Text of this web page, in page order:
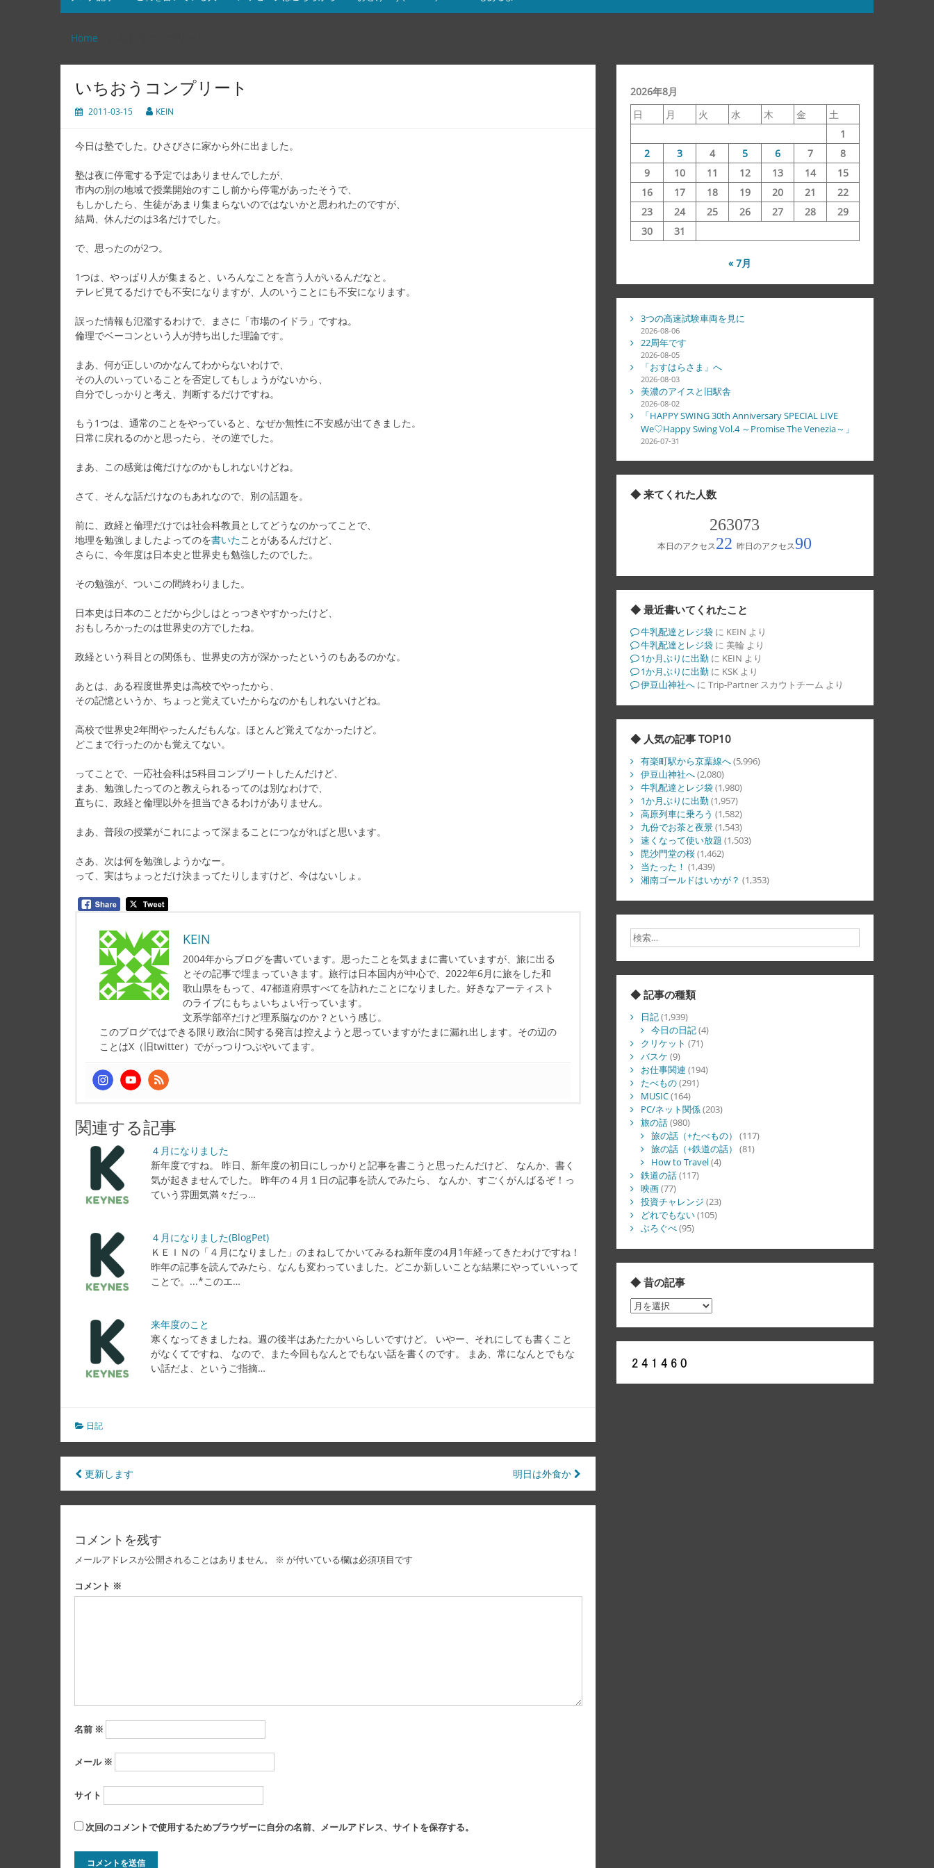
Home
いちおうコンプリート
2011-03-15 KEIN
今日は塾でした。ひさびさに家から外に出ました。
塾は夜に停電する予定ではありませんでしたが、
市内の別の地域で授業開始のすこし前から停電があったそうで、
もしかしたら、生徒があまり集まらないのではないかと思われたのですが、
結局、休んだのは3名だけでした。
で、思ったのが2つ。
1つは、やっぱり人が集まると、いろんなことを言う人がいるんだなと。
テレビ見てるだけでも不安になりますが、人のいうことにも不安になります。
誤った情報も氾濫するわけで、まさに「市場のイドラ」ですね。
倫理でベーコンという人が持ち出した理論です。
まあ、何が正しいのかなんてわからないわけで、
その人のいっていることを否定してもしょうがないから、
自分でしっかりと考え、判断するだけですね。
もう1つは、通常のことをやっていると、なぜか無性に不安感が出てきました。
日常に戻れるのかと思ったら、その逆でした。
まあ、この感覚は俺だけなのかもしれないけどね。
さて、そんな話だけなのもあれなので、別の話題を。
前に、政経と倫理だけでは社会科教員としてどうなのかってことで、
地理を勉強しましたよってのを書いたことがあるんだけど、
さらに、今年度は日本史と世界史も勉強したのでした。
その勉強が、ついこの間終わりました。
日本史は日本のことだから少しはとっつきやすかったけど、
おもしろかったのは世界史の方でしたね。
政経という科目との関係も、世界史の方が深かったというのもあるのかな。
あとは、ある程度世界史は高校でやったから、
その記憶というか、ちょっと覚えていたからなのかもしれないけどね。
高校で世界史2年間やったんだもんな。ほとんど覚えてなかったけど。
どこまで行ったのかも覚えてない。
ってことで、一応社会科は5科目コンプリートしたんだけど、
まあ、勉強したってのと教えられるってのは別なわけで、
直ちに、政経と倫理以外を担当できるわけがありません。
まあ、普段の授業がこれによって深まることにつながればと思います。
さあ、次は何を勉強しようかなー。
って、実はちょっとだけ決まってたりしますけど、今はないしょ。
KEIN
2004年からブログを書いています。思ったことを気ままに書いていますが、旅に出る
とその記事で埋まっていきます。旅行は日本国内が中心で、2022年6月に旅をした和
歌山県をもって、47都道府県すべてを訪れたことになりました。好きなアーティスト
のライブにもちょいちょい行っています。
文系学部卒だけど理系脳なのか？という感じ。
このブログではできる限り政治に関する発言は控えようと思っていますがたまに漏れ出します。その辺の
ことはX（旧twitter）でがっつりつぶやいてます。
関連する記事
４月になりました
新年度ですね。 昨日、新年度の初日にしっかりと記事を書こうと思ったんだけど、 なんか、書く
気が起きませんでした。 昨年の４月１日の記事を読んでみたら、 なんか、すごくがんばるぞ！っ
ていう雰囲気満々だっ…
４月になりました(BlogPet)
ＫＥＩＮの「４月になりました」のまねしてかいてみるね新年度の4月1年経ってきたわけですね！
昨年の記事を読んでみたら、なんも変わっていました。どこか新しいことな結果にやっていいって
ことで。...*このエ…
来年度のこと
寒くなってきましたね。週の後半はあたたかいらしいですけど。 いやー、それにしても書くこと
がなくてですね、 なので、また今回もなんとでもない話を書くのです。 まあ、常になんとでもな
い話だよ、というご指摘…
日記
投
稿
ビ
ゲ
ー
更新します 明日は外食か
コメントを残す
メールアドレスが公開されることはありません。 ※ が付いている欄は必須項目です
コメント ※
名前 ※
メール ※
サイト
次回のコメントで使用するためブラウザーに自分の名前、メールアドレス、サイトを保存する。
2026年8月
日
月 火 水 木 金
土
1
2
3 4 5 6 7
8
9
10 11 12 13 14
15
16
17 18 19 20 21
22
23
24 25 26 27 28
29
30
31
« 7月
3つの高速試験車両を見に
2026-08-06
22周年です
2026-08-05
「おすはらさま」へ
2026-08-03
美濃のアイスと旧駅舎
2026-08-02
「HAPPY SWING 30th Anniversary SPECIAL LIVE
We♡Happy Swing Vol.4 ～Promise The Venezia～」
2026-07-31
◆ 来てくれた人数
◆ 最近書いてくれたこと
牛乳配達とレジ袋に KEIN より
牛乳配達とレジ袋に 美輪より
1か月ぶりに出勤に KEIN より
1か月ぶりに出勤に KSKより
伊豆山神社へに Trip-Partner スカウトチーム より
◆ 人気の記事 TOP10
有楽町駅から京葉線へ(5,996)
伊豆山神社へ(2,080)
牛乳配達とレジ袋(1,980)
1か月ぶりに出勤(1,957)
高原列車に乗ろう (1,582)
九份でお茶と夜景(1,543)
速くなって使い放題 (1,503)
毘沙門堂の桜(1,462)
当たった！ (1,439)
湘南ゴールドはいかが？ (1,353)
◆ 記事の種類
日記(1,939)
今日の日記(4)
クリケット (71)
バスケ (9)
お仕事関連 (194)
たべもの(291)
MUSIC(164)
PC/ネット関係(203)
旅の話(980)
旅の話（+たべもの）
(117)
旅の話（+鉄道の話）
(81)
How to Travel(4)
鉄道の話(117)
映画(77)
投資チャレンジ (23)
どれでもない(105)
ぶろぐぺ(95)
◆ 昔の記事
◆
昔
の
記
事